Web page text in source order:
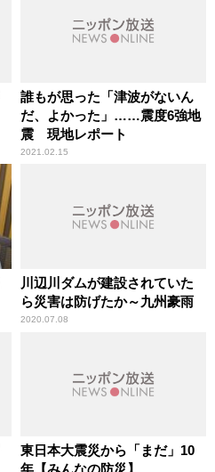
誰もが思った「津波がないん
だ、よかった」……震度6強地
震 現地レポート
2021.02.15
川辺川ダムが建設されていた
ら災害は防げたか～九州豪雨
2020.07.08
東日本大震災から「まだ」10